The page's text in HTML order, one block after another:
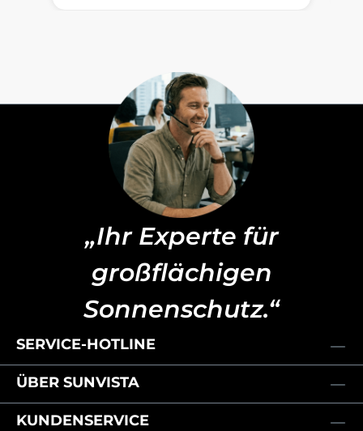
„Ihr Experte für
großflächigen
Sonnenschutz.“
SERVICE-HOTLINE
ÜBER SUNVISTA
KUNDENSERVICE